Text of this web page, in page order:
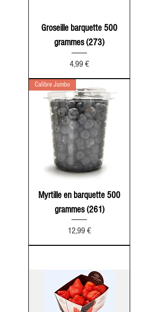
Groseille barquette 500
grammes (273)
Prix
4,99 €
Calibre Jumbo
Myrtille en barquette 500
grammes (261)
Prix
12,99 €